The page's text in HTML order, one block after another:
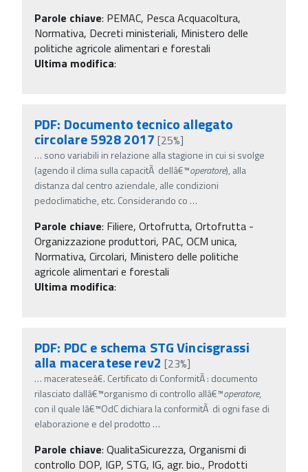
Parole chiave: PEMAC, Pesca Acquacoltura,
Normativa, Decreti ministeriali, Ministero delle
politiche agricole alimentari e forestali
Ultima modifica:
PDF: Documento tecnico allegato
circolare 5928 2017 [25%]
… sono variabili in relazione alla stagione in cui si svolge
(agendo il clima sulla capacitÃ dellâ€™operatore), alla
distanza dal centro aziendale, alle condizioni
pedoclimatiche, etc. Considerando co …
Parole chiave: Filiere, Ortofrutta, Ortofrutta -
Organizzazione produttori, PAC, OCM unica,
Normativa, Circolari, Ministero delle politiche
agricole alimentari e forestali
Ultima modifica:
PDF: PDC e schema STG Vincisgrassi
alla maceratese rev2 [23%]
… macerateseâ€. Certificato di ConformitÃ : documento
rilasciato dallâ€™organismo di controllo allâ€™operatore,
con il quale lâ€™OdC dichiara la conformitÃ di ogni fase di
elaborazione e del prodotto …
Parole chiave: QualitaSicurezza, Organismi di
controllo DOP, IGP, STG, IG, agr. bio., Prodotti